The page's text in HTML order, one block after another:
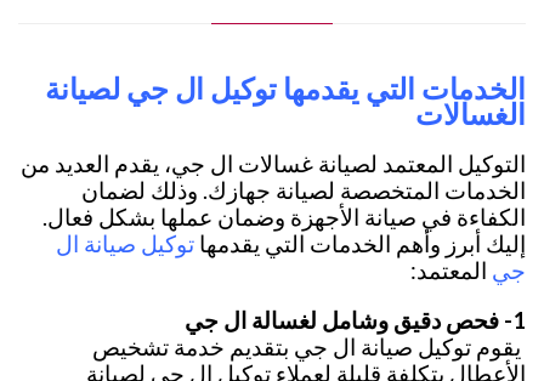
الخدمات التي يقدمها توكيل ال جي لصيانة
الغسالات
التوكيل المعتمد لصيانة غسالات ال جي، يقدم العديد من
الخدمات المتخصصة لصيانة جهازك. وذلك لضمان
الكفاءة في صيانة الأجهزة وضمان عملها بشكل فعال.
إليك أبرز وأهم الخدمات التي يقدمها توكيل صيانة ال
جي المعتمد:
1- فحص دقيق وشامل لغسالة ال جي
يقوم توكيل صيانة ال جي بتقديم خدمة تشخيص
الأعطال بتكلفة قليلة لعملاء توكيل ال جي لصيانة